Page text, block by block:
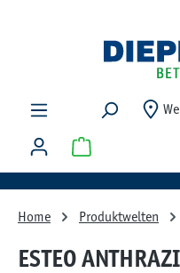
Warenkorb
Home Produktwelten
ESTEO